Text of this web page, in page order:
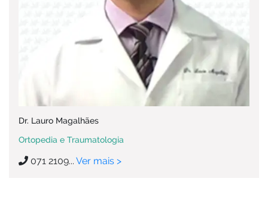
Dr. Lauro Magalhães
Ortopedia e Traumatologia
071 2109... Ver mais >